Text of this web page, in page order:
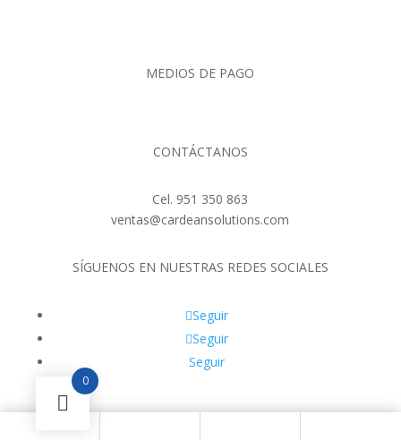
MEDIOS DE PAGO
CONTÁCTANOS
Cel. 951 350 863
ventas@cardeansolutions.com
SÍGUENOS EN NUESTRAS REDES SOCIALES
Seguir
Seguir
Seguir
0